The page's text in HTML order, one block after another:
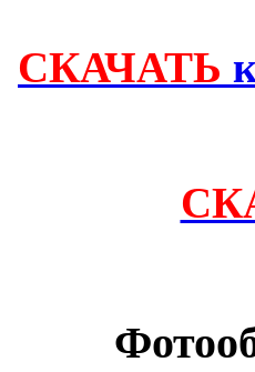
СКАЧАТЬ